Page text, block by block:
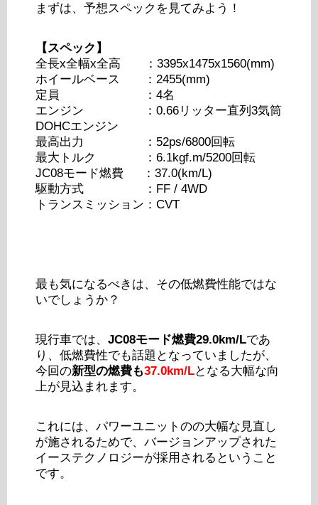
まずは、予想スペックを見てみよう！
【スペック】
全長x全幅x全高 ：3395x1475x1560(mm)
ホイールベース ：2455(mm)
定員 ：4名
エンジン ：0.66リッター直列3気筒
DOHCエンジン
最高出力 ：52ps/6800回転
最大トルク ：6.1kgf.m/5200回転
JC08モード燃費 ：37.0(km/L)
駆動方式 ：FF / 4WD
トランスミッション：CVT
最も気になるべきは、その低燃費性能ではな
いでしょうか？
現行車では、 JC08モード燃費29.0km/Lであ
り、低燃費性でも話題となっていましたが、
今回の新型の燃費も37.0km/Lとなる大幅な向
上が見込まれます。
これには、パワーユニットのの大幅な見直し
が施されるためで、バージョンアップされた
イーステクノロジーが採用されるということ
です。